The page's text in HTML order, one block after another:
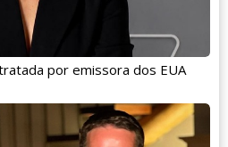
por emissora dos EUA